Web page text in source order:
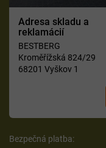
Adresa skladu a
reklamácií
BESTBERG
Kroměřížská 824/29
68201 Vyškov 1
Bezpečná platba: